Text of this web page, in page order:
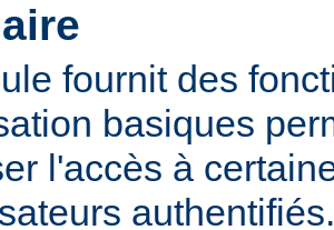
fournit des
basiques
l'accès à